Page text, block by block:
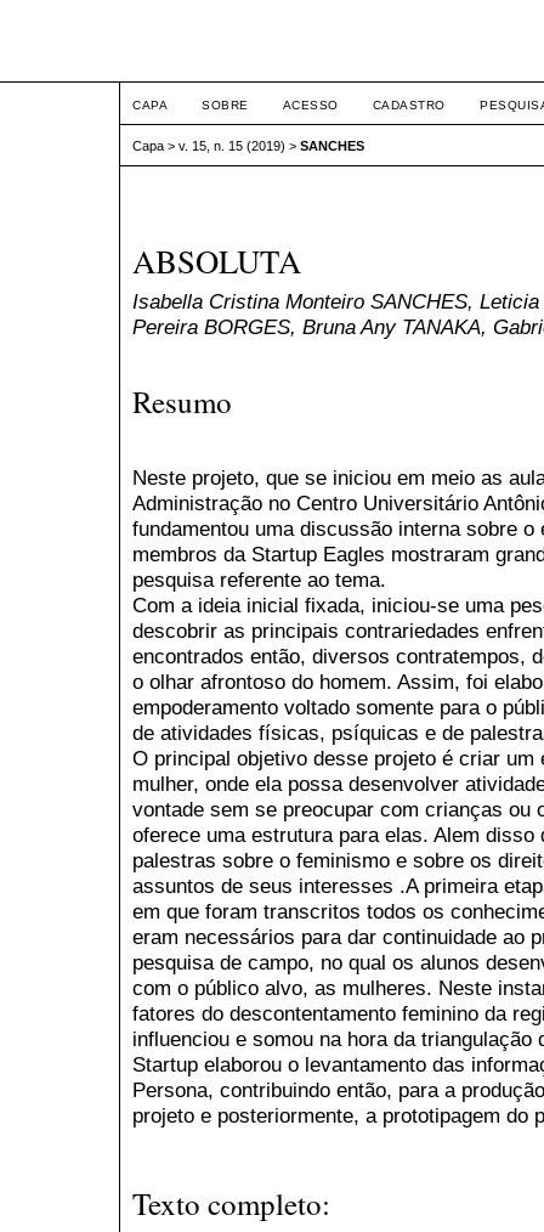
CAPA SOBRE ACESSO CADASTRO
Capa > v. 15, n. 15 (2019) > SANCHES
ABSOLUTA
Isabella Cristina Monteiro SANCHES,
Pereira BORGES, Bruna Any TANAKA,
Resumo
Neste projeto, que se iniciou em meio as
Administração no Centro Universitário
fundamentou uma discussão interna sobre
membros da Startup Eagles mostraram
pesquisa referente ao tema.
Com a ideia inicial fixada, iniciou-se uma
descobrir as principais contrariedades
encontrados então, diversos contratempos,
o olhar afrontoso do homem. Assim, foi
empoderamento voltado somente para o
de atividades físicas, psíquicas e de
O principal objetivo desse projeto é criar um
mulher, onde ela possa desenvolver
vontade sem se preocupar com crianças ou
oferece uma estrutura para elas. Alem
palestras sobre o feminismo e sobre os
assuntos de seus interesses .A primeira
em que foram transcritos todos os
eram necessários para dar continuidade ao
pesquisa de campo, no qual os alunos
com o público alvo, as mulheres. Neste
fatores do descontentamento feminino da
influenciou e somou na hora da
Startup elaborou o levantamento das
Persona, contribuindo então, para a
projeto e posteriormente, a prototipagem do
Texto completo: